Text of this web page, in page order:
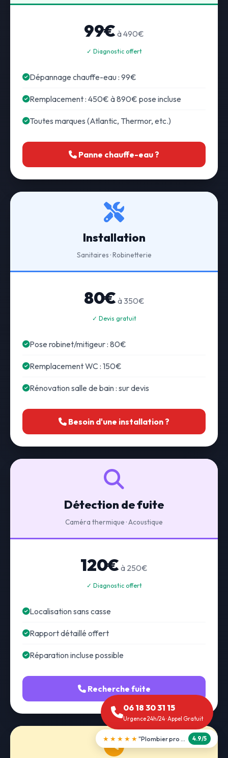
99€ à 490€
✓ Diagnostic offert
Dépannage chauffe-eau : 99€
Remplacement : 450€ à 890€ pose incluse
Toutes marques (Atlantic, Thermor, etc.)
Panne chauffe-eau ?
Installation
Sanitaires · Robinetterie
80€ à 350€
✓ Devis gratuit
Pose robinet/mitigeur : 80€
Remplacement WC : 150€
Rénovation salle de bain : sur devis
Besoin d'une installation ?
Détection de fuite
Caméra thermique · Acoustique
120€ à 250€
✓ Diagnostic offert
Localisation sans casse
Rapport détaillé offert
Réparation incluse possible
Recherche fuite
06 18 30 31 15
Urgence 24h/24 · Appel Gratuit
★★★★★ "Débouchage WC en 30 min" 5.0/5